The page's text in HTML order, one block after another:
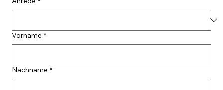
Vorname *
Nachname *